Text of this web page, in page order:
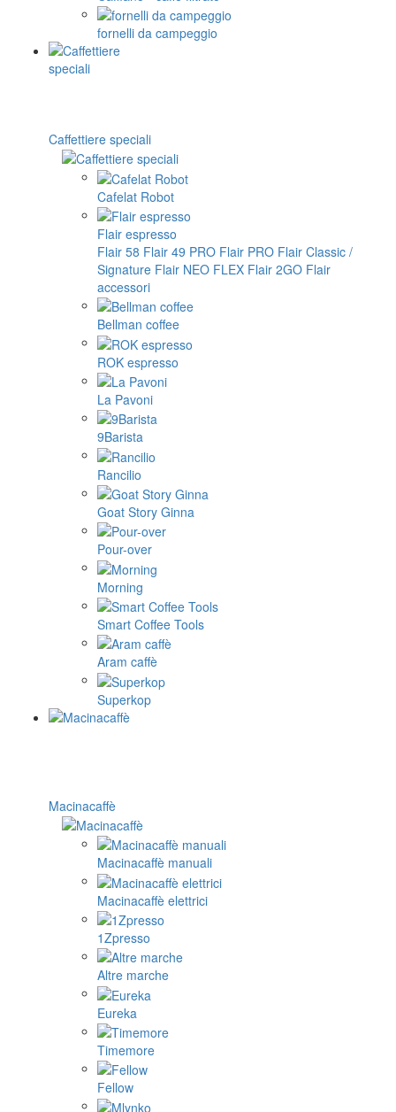
fornelli da campeggio
Caffettiere speciali
Cafelat Robot
Flair espresso
Flair 58 Flair 49 PRO Flair PRO Flair Classic /
Signature Flair NEO FLEX Flair 2GO Flair
accessori
Bellman coffee
ROK espresso
La Pavoni
9Barista
Rancilio
Goat Story Ginna
Pour-over
Morning
Smart Coffee Tools
Aram caffè
Superkop
Macinacaffè
Macinacaffè manuali
Macinacaffè elettrici
1Zpresso
Altre marche
Eureka
Timemore
Fellow